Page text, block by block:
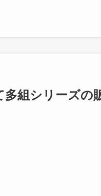
組シリーズの